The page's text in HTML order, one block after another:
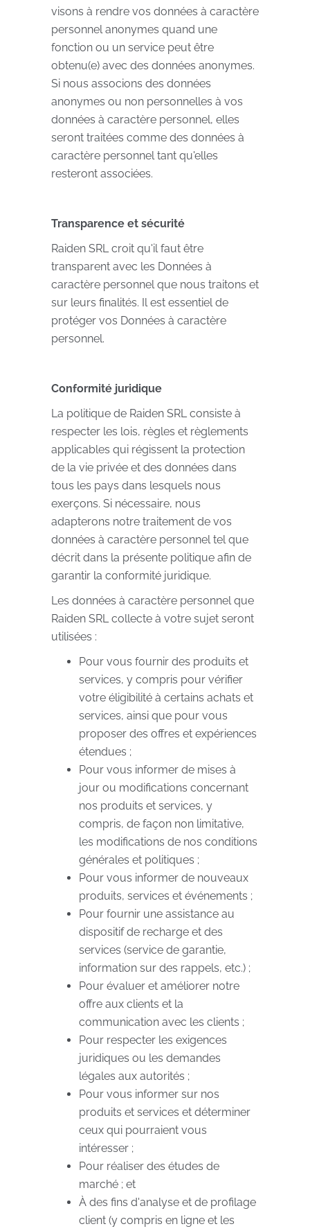
visons à rendre vos données à caractère
personnel anonymes quand une
fonction ou un service peut être
obtenu(e) avec des données anonymes.
Si nous associons des données
anonymes ou non personnelles à vos
données à caractère personnel, elles
seront traitées comme des données à
caractère personnel tant qu'elles
resteront associées.
Transparence et sécurité
Raiden SRL croit qu'il faut être
transparent avec les Données à
caractère personnel que nous traitons et
sur leurs finalités. Il est essentiel de
protéger vos Données à caractère
personnel.
Conformité juridique
La politique de Raiden SRL consiste à
respecter les lois, règles et règlements
applicables qui régissent la protection
de la vie privée et des données dans
tous les pays dans lesquels nous
exerçons. Si nécessaire, nous
adapterons notre traitement de vos
données à caractère personnel tel que
décrit dans la présente politique afin de
garantir la conformité juridique.
Les données à caractère personnel que
Raiden SRL collecte à votre sujet seront
utilisées :
Pour vous fournir des produits et
services, y compris pour vérifier
votre éligibilité à certains achats et
services, ainsi que pour vous
proposer des offres et expériences
étendues ;
Pour vous informer de mises à
jour ou modifications concernant
nos produits et services, y
compris, de façon non limitative,
les modifications de nos conditions
générales et politiques ;
Pour vous informer de nouveaux
produits, services et événements ;
Pour fournir une assistance au
dispositif de recharge et des
services (service de garantie,
information sur des rappels, etc.) ;
Pour évaluer et améliorer notre
offre aux clients et la
communication avec les clients ;
Pour respecter les exigences
juridiques ou les demandes
légales aux autorités ;
Pour vous informer sur nos
produits et services et déterminer
ceux qui pourraient vous
intéresser ;
Pour réaliser des études de
marché ; et
À des fins d'analyse et de profilage
client (y compris en ligne et les